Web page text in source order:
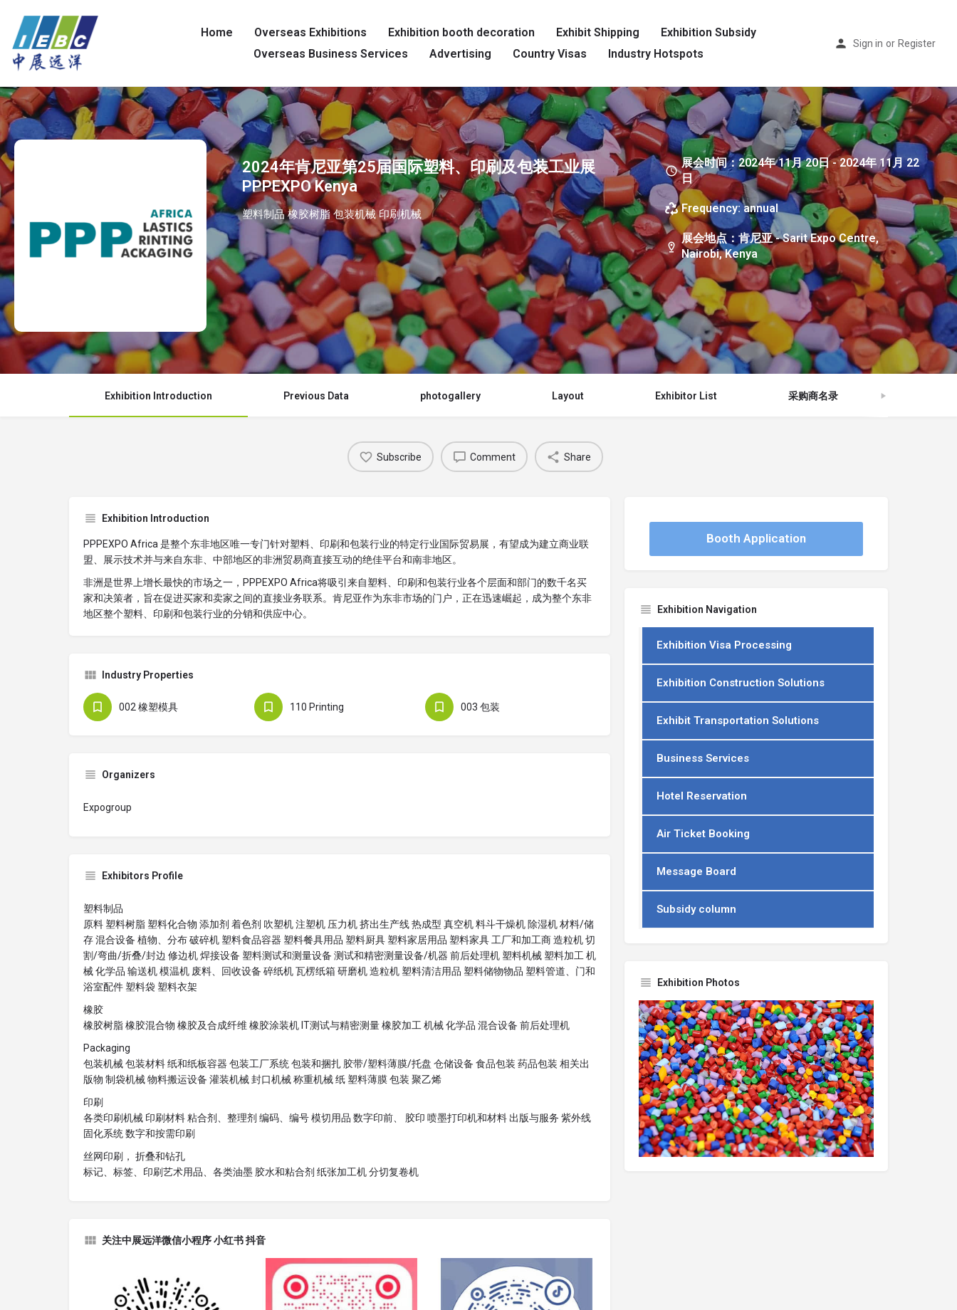
Home Overseas Exhibitions Exhibition booth decoration Exhibit Shipping
Exhibition Subsidy
Overseas Business Services
Advertising Country Visas Industry Hotspots
Sign in or Register
2024年肯尼亚第25届国际塑料、印刷及包装工业展
PPPEXPO Kenya
塑料制品 橡胶树脂 包装机械 印刷机械
展会时间：2024年 11月 20日 - 2024年 11月 22
日
Frequency: annual
展会地点：肯尼亚 - Sarit Expo Centre,
Nairobi, Kenya
Exhibition Introduction Previous Data photogallery Layout Exhibitor List 采购商名录
Subscribe Comment Share
Exhibition Introduction
PPPEXPO Africa 是整个东非地区唯一专门针对塑料、印刷和包装行业的特定行业国际贸易展，有望成为建立商业联
盟、展示技术并与来自东非、中部地区的非洲贸易商直接互动的绝佳平台和南非地区。
非洲是世界上增长最快的市场之一，PPPEXPO Africa将吸引来自塑料、印刷和包装行业各个层面和部门的数千名买
家和决策者，旨在促进买家和卖家之间的直接业务联系。肯尼亚作为东非市场的门户，正在迅速崛起，成为整个东非
地区整个塑料、印刷和包装行业的分销和供应中心。
Industry Properties
002 橡塑模具 110 Printing 003 包装
Organizers
Expogroup
Exhibitors Profile
塑料制品
原料 塑料树脂 塑料化合物 添加剂 着色剂 吹塑机 注塑机 压力机 挤出生产线 热成型 真空机 料斗干燥机 除湿机 材料/储
存 混合设备 植物、分布 破碎机 塑料食品容器 塑料餐具用品 塑料厨具 塑料家居用品 塑料家具 工厂和加工商 造粒机 切
割/弯曲/折叠/封边 修边机 焊接设备 塑料测试和测量设备 测试和精密测量设备/机器 前后处理机 塑料机械 塑料加工 机
械 化学品 输送机 模温机 废料、回收设备 碎纸机 瓦楞纸箱 研磨机 造粒机 塑料清洁用品 塑料储物物品 塑料管道、门和
浴室配件 塑料袋 塑料衣架
橡胶
橡胶树脂 橡胶混合物 橡胶及合成纤维 橡胶涂装机 IT测试与精密测量 橡胶加工 机械 化学品 混合设备 前后处理机
Packaging
包装机械 包装材料 纸和纸板容器 包装工厂系统 包装和捆扎 胶带/塑料薄膜/托盘 仓储设备 食品包装 药品包装 相关出
版物 制袋机械 物料搬运设备 灌装机械 封口机械 称重机械 纸 塑料薄膜 包装 聚乙烯
印刷
各类印刷机械 印刷材料 粘合剂、整理剂 编码、编号 模切用品 数字印前、 胶印 喷墨打印机和材料 出版与服务 紫外线
固化系统 数字和按需印刷
丝网印刷， 折叠和钻孔
标记、标签、印刷艺术用品、各类油墨 胶水和粘合剂 纸张加工机 分切复卷机
关注中展远洋微信小程序 小红书 抖音
Booth Application
Exhibition Navigation
Exhibition Visa Processing
Exhibition Construction Solutions
Exhibit Transportation Solutions
Business Services
Hotel Reservation
Air Ticket Booking
Message Board
Subsidy column
Exhibition Photos